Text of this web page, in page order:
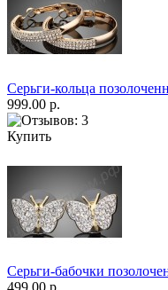
Серьги-кольца
999.00 р.
Купить
Серьги-бабочки